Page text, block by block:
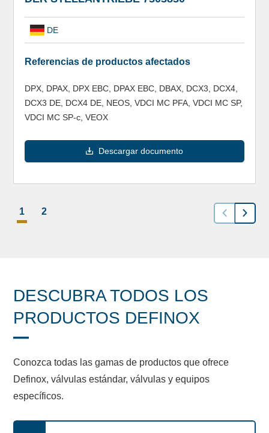
DE
Referencias de productos afectados
DPX, DPAX, DPX EBC, DPAX EBC, DBAX, DCX3, DCX4,
DCX3 DE, DCX4 DE, NEOS, VDCI MC PFA, VDCI MC SP,
VDCI MC SP-c, VEOX
Descargar documento
1 2
DESCUBRA TODOS LOS
PRODUCTOS DEFINOX
Conozca todas las gamas de productos que ofrece
Definox, válvulas estándar, válvulas y equipos
específicos.